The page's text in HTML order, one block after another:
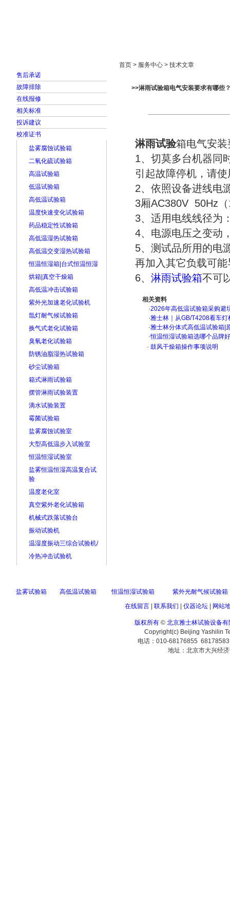
售后承诺
故障排除
在线报修
相关标准
投诉建议
校准证书
盐雾腐蚀试验箱
二氧化硫试验箱
高温试验箱
低温试验箱
高低温试验箱
温度快速变化试验箱
药品稳定性试验箱
高低温湿热试验箱
高低温交变湿热试验箱
恒温恒湿箱|台式恒温恒湿
烘箱|真空干燥箱
高低温冲击试验箱
紫外光加速老化试验机
氙灯耐气候试验箱
换气式老化试验箱
臭氧老化试验箱
防锈油脂湿热试验箱
砂尘试验箱
箱式淋雨试验箱
摆管淋雨试验装置
滴水试验装置
霉菌试验箱
盐雾腐蚀试验室
大型高低温步入试验室
恒温恒湿试验室
盐雾恒温恒湿高温复合试
验
温度老化室
真空紫外老化试验箱
机械式跌落试验台
振动试验机
温湿度振动三综合试验机/
冷热冲击试验机
首页 > 服务中心 > 技术文章
>>淋雨试验箱电气安装要求有哪些
淋雨试验箱电气安
1、切莫多台机器同
引起故障停机，请
2、依照设备进线电
3厢AC380V 50Hz
3、适用电线线径为
4、电源电压之变动
5、测试品所用的电
再加入其它负载可
6、 淋雨试验箱不可
相关资料
·2026年高低温试验箱采购
·雅士林｜从GB/T4208看车
·雅士林分体式高低温试验箱|
·恒温恒湿试验箱选哪个品牌
· 鼓风干燥箱操作事项说明
盐雾试验箱 高低温试验箱 恒温恒湿试验箱
紫外光耐气候试验箱
在线留言| 联系我们 仪器论坛| 网站
版权所有 © 北京雅士林试验设备有
Copyright(c) Beijing Yashilin
电话：010-68176855
地址：北京市大兴经